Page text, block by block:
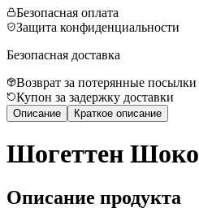
Безопасная оплата
Защита конфиденциальности
Безопасная доставка
Возврат за потерянные посылки
Купон за задержку доставки
Описание Краткое описание
Шогеттен
Описание продукта